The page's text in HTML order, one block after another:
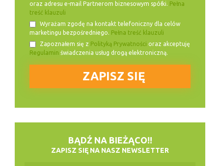
oraz adresu e-mail Partnerom biznesowym spółki. Pełna
treść klauzuli
Wyrażam zgodę na kontakt telefoniczny dla celów
marketingu bezpośredniego. Pełna treść klauzuli
Zapoznałem się z Polityką Prywatności oraz akceptuję
Regulamin świadczenia usług drogą elektroniczną.
BĄDŹ NA BIEŻĄCO!!
ZAPISZ SIĘ NA NASZ NEWSLETTER